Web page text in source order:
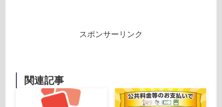
スポンサーリンク
関連記事